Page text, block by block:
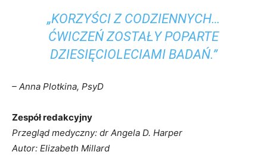
„KORZYŚCI Z CODZIENNYCH…
ĆWICZEŃ ZOSTAŁY POPARTE
DZIESIĘCIOLECIAMI BADAŃ.”
– Anna Plotkina, PsyD
Zespół redakcyjny
Przegląd medyczny: dr Angela D. Harper
Autor: Elizabeth Millard